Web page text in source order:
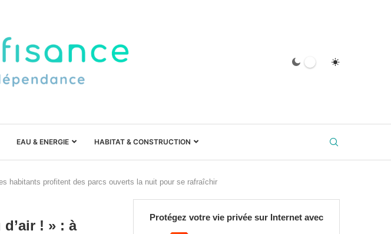
EAU & ENERGIE HABITAT & CONSTRUCTION
habitants profitent des parcs ouverts la nuit pour se rafraîchir
! » : à
Protégez votre vie privée sur Internet avec